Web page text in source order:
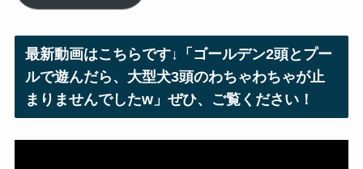
ス
最新動画はこちらです↓「ゴールデン2頭とプー
ルで遊んだら、大型犬3頭のわちゃわちゃが止
まりませんでしたw」ぜひ、ご覧ください！